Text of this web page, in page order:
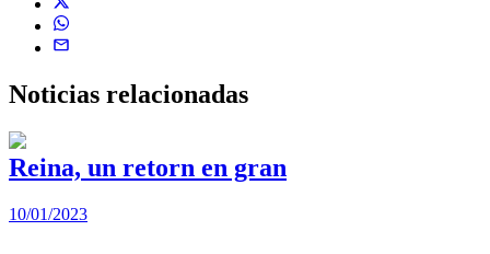
Noticias relacionadas
Reina, un retorn en gran
10/01/2023